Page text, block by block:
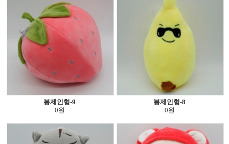
봉제인형-9
0원
봉제인형-8
0원